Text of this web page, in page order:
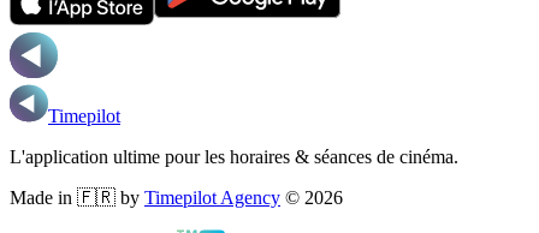
Timepilot
L'application ultime pour les horaires & séances de cinéma.
Made in 🇫🇷 by Timepilot Agency © 2026